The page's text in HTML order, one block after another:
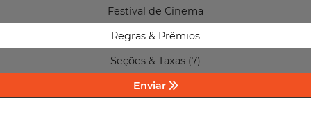
Festival de Cinema
Regras & Prêmios
Seções & Taxas (7)
Enviar